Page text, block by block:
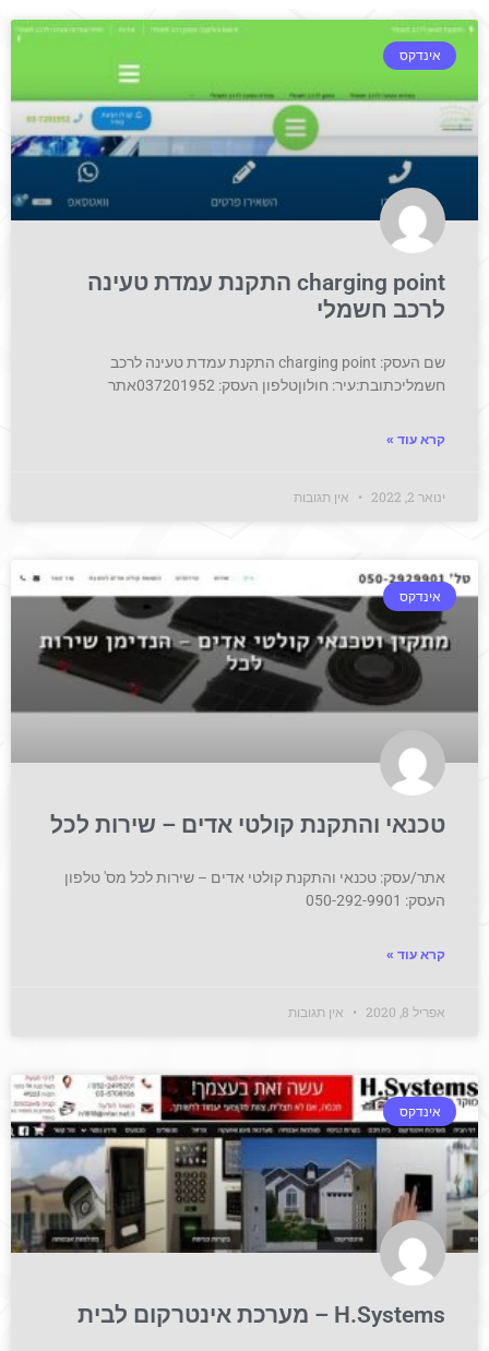
אינדקס
charging point התקנת עמדת טעינה
לרכב חשמלי
שם העסק: charging point התקנת עמדת טעינה לרכב
חשמליכתובת:עיר: חולוןטלפון העסק: 037201952אתר
קרא עוד »
ינואר 2, 2022 אין תגובות
אינדקס
טכנאי והתקנת קולטי אדים – שירות לכל
אתר/עסק: טכנאי והתקנת קולטי אדים – שירות לכל מס' טלפון
העסק: 050-292-9901
קרא עוד »
אפריל 8, 2020 אין תגובות
אינדקס
H.Systems – מערכת אינטרקום לבית